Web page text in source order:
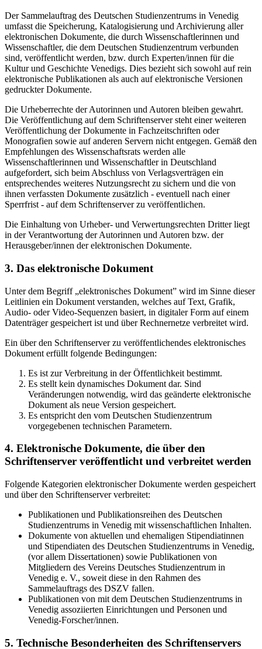
Der Sammelauftrag des Deutschen Studienzentrums in Venedig
umfasst die Speicherung, Katalogisierung und Archivierung aller
elektronischen Dokumente, die durch Wissenschaftlerinnen und
Wissenschaftler, die dem Deutschen Studienzentrum verbunden
sind, veröffentlicht werden, bzw. durch Experten/innen für die
Kultur und Geschichte Venedigs. Dies bezieht sich sowohl auf rein
elektronische Publikationen als auch auf elektronische Versionen
gedruckter Dokumente.
Die Urheberrechte der Autorinnen und Autoren bleiben gewahrt.
Die Veröffentlichung auf dem Schriftenserver steht einer weiteren
Veröffentlichung der Dokumente in Fachzeitschriften oder
Monografien sowie auf anderen Servern nicht entgegen. Gemäß den
Empfehlungen des Wissenschaftsrats werden alle
Wissenschaftlerinnen und Wissenschaftler in Deutschland
aufgefordert, sich beim Abschluss von Verlagsverträgen ein
entsprechendes weiteres Nutzungsrecht zu sichern und die von
ihnen verfassten Dokumente zusätzlich - eventuell nach einer
Sperrfrist - auf dem Schriftenserver zu veröffentlichen.
Die Einhaltung von Urheber- und Verwertungsrechten Dritter liegt
in der Verantwortung der Autorinnen und Autoren bzw. der
Herausgeber/innen der elektronischen Dokumente.
3. Das elektronische Dokument
Unter dem Begriff „elektronisches Dokument” wird im Sinne dieser
Leitlinien ein Dokument verstanden, welches auf Text, Grafik,
Audio- oder Video-Sequenzen basiert, in digitaler Form auf einem
Datenträger gespeichert ist und über Rechnernetze verbreitet wird.
Ein über den Schriftenserver zu veröffentlichendes elektronisches
Dokument erfüllt folgende Bedingungen:
Es ist zur Verbreitung in der Öffentlichkeit bestimmt.
Es stellt kein dynamisches Dokument dar. Sind
Veränderungen notwendig, wird das geänderte elektronische
Dokument als neue Version gespeichert.
Es entspricht den vom Deutschen Studienzentrum
vorgegebenen technischen Parametern.
4. Elektronische Dokumente, die über den
Schriftenserver veröffentlicht und verbreitet werden
Folgende Kategorien elektronischer Dokumente werden gespeichert
und über den Schriftenserver verbreitet:
Publikationen und Publikationsreihen des Deutschen
Studienzentrums in Venedig mit wissenschaftlichen Inhalten.
Dokumente von aktuellen und ehemaligen Stipendiatinnen
und Stipendiaten des Deutschen Studienzentrums in Venedig,
(vor allem Dissertationen) sowie Publikationen von
Mitgliedern des Vereins Deutsches Studienzentrum in
Venedig e. V., soweit diese in den Rahmen des
Sammelauftrags des DSZV fallen.
Publikationen von mit dem Deutschen Studienzentrums in
Venedig assoziierten Einrichtungen und Personen und
Venedig-Forscher/innen.
5. Technische Besonderheiten des Schriftenservers